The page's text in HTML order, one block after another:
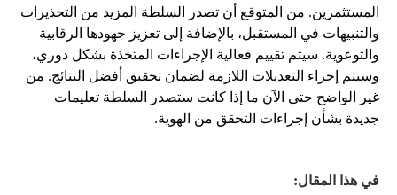
المستثمرين. من المتوقع أن تصدر السلطة المزيد من التحذيرات
والتنبيهات في المستقبل، بالإضافة إلى تعزيز جهودها الرقابية
والتوعوية. سيتم تقييم فعالية الإجراءات المتخذة بشكل دوري،
وسيتم إجراء التعديلات اللازمة لضمان تحقيق أفضل النتائج. من
غير الواضح حتى الآن ما إذا كانت ستصدر السلطة تعليمات
جديدة بشأن إجراءات التحقق من الهوية.
في هذا المقال: